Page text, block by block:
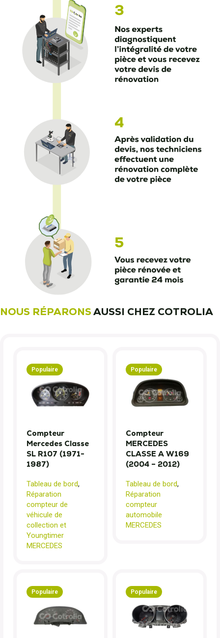
NOUS RÉPARONSAUSSI CHEZ COTROLIA
Populaire
Compteur
Mercedes Classe
SL R107 (1971-
1987)
Tableau de bord,
Réparation
compteur de
véhicule de
collection et
Youngtimer
MERCEDES
Populaire
Compteur
MERCEDES
CLASSE A W169
(2004 – 2012)
Tableau de bord,
Réparation
compteur
automobile
MERCEDES
Populaire Populaire